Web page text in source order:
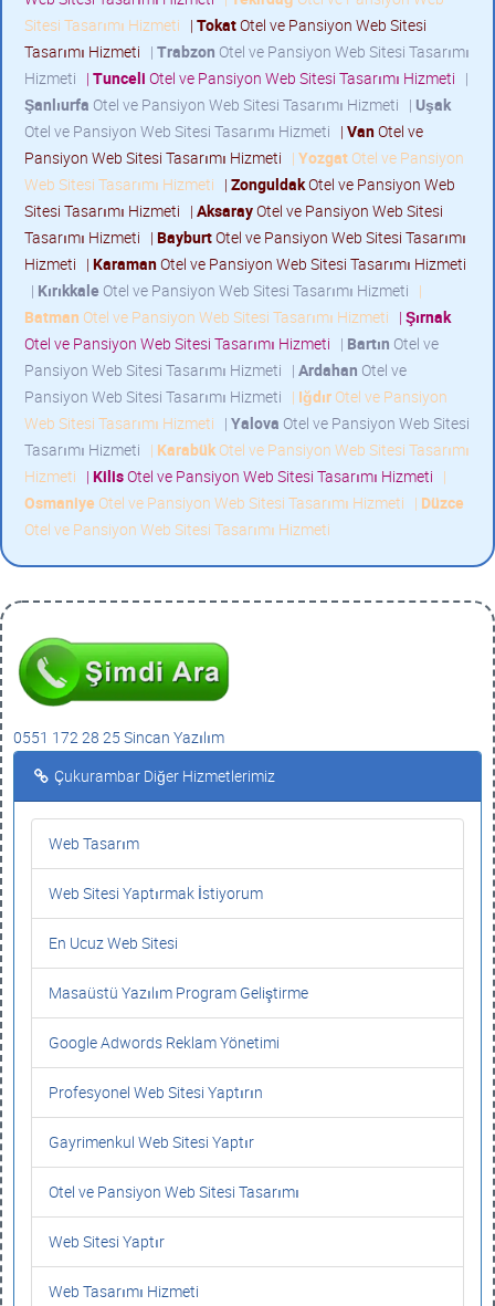
Sitesi Tasarımı Hizmeti | TokatOtel ve Pansiyon Web Sitesi
Tasarımı Hizmeti | Trabzon Otel ve Pansiyon Web Sitesi Tasarımı
Hizmeti | Tunceli Otel ve Pansiyon Web Sitesi Tasarımı Hizmeti |
Şanlıurfa Otel ve Pansiyon Web Sitesi Tasarımı Hizmeti | Uşak
Otel ve Pansiyon Web Sitesi Tasarımı Hizmeti | VanOtel ve
Pansiyon Web Sitesi Tasarımı Hizmeti | Yozgat Otel ve Pansiyon
Web Sitesi Tasarımı Hizmeti | ZonguldakOtel ve Pansiyon Web
Sitesi Tasarımı Hizmeti | AksarayOtel ve Pansiyon Web Sitesi
Tasarımı Hizmeti | BayburtOtel ve Pansiyon Web Sitesi Tasarımı
Hizmeti | KaramanOtel ve Pansiyon Web Sitesi Tasarımı Hizmeti
| Kırıkkale Otel ve Pansiyon Web Sitesi Tasarımı Hizmeti |
Batman Otel ve Pansiyon Web Sitesi Tasarımı Hizmeti | Şırnak
Otel ve Pansiyon Web Sitesi Tasarımı Hizmeti | Bartın Otel ve
Pansiyon Web Sitesi Tasarımı Hizmeti | Ardahan Otel ve
Pansiyon Web Sitesi Tasarımı Hizmeti | Iğdır Otel ve Pansiyon
Web Sitesi Tasarımı Hizmeti | Yalova Otel ve Pansiyon Web Sitesi
Tasarımı Hizmeti | KarabükOtel ve Pansiyon Web Sitesi Tasarımı
Hizmeti | KilisOtel ve Pansiyon Web Sitesi Tasarımı Hizmeti |
Osmaniye Otel ve Pansiyon Web Sitesi Tasarımı Hizmeti | Düzce
Otel ve Pansiyon Web Sitesi Tasarımı Hizmeti
0551 172 28 25 Sincan Yazılım
Çukurambar Diğer Hizmetlerimiz
Web Tasarım
Web Sitesi Yaptırmak İstiyorum
En Ucuz Web Sitesi
Masaüstü Yazılım Program Geliştirme
Google Adwords Reklam Yönetimi
Profesyonel Web Sitesi Yaptırın
Gayrimenkul Web Sitesi Yaptır
Otel ve Pansiyon Web Sitesi Tasarımı
Web Sitesi Yaptır
Web Tasarımı Hizmeti